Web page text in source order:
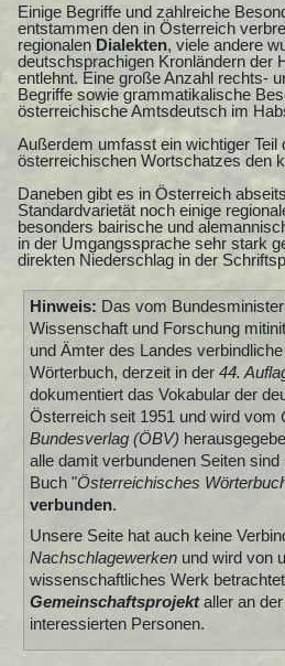
Einige Begriffe und zahlreiche
entstammen den in Österreich
regionalen Dialekten, viele andere
deutschsprachigen Kronländern der
entlehnt. Eine große Anzahl rechts-
Begriffe sowie grammatikalische
österreichische Amtsdeutsch im
Außerdem umfasst ein wichtiger Teil
österreichischen Wortschatzes den
Daneben gibt es in Österreich
Standardvarietät noch einige
besonders bairische und
in der Umgangssprache sehr stark
direkten Niederschlag in der
Hinweis: Das vom
Wissenschaft und Forschung
und Ämter des Landes
Wörterbuch, derzeit in der 44.
dokumentiert das Vokabular der
Österreich seit 1951 und wird vom
Bundesverlag (ÖBV)
alle damit verbundenen Seiten
Buch "Österreichisches
verbunden.
Unsere Seite hat auch keine
Nachschlagewerkenund wird von
wissenschaftliches Werk
Gemeinschaftsprojektaller an
interessierten Personen.